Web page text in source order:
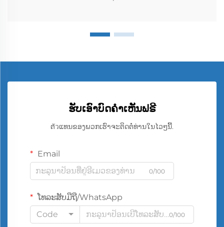
ຮັບເອົາບົດຄຳເຫັນຟຣີ
ຕัวແທນຂອງພວກເຮົາຈະຕິດຕໍ່ທ່ານໃນໄວໆນີ້.
Email
0/100
ໂທລະສັບມືຖື/WhatsApp
Code
0/100